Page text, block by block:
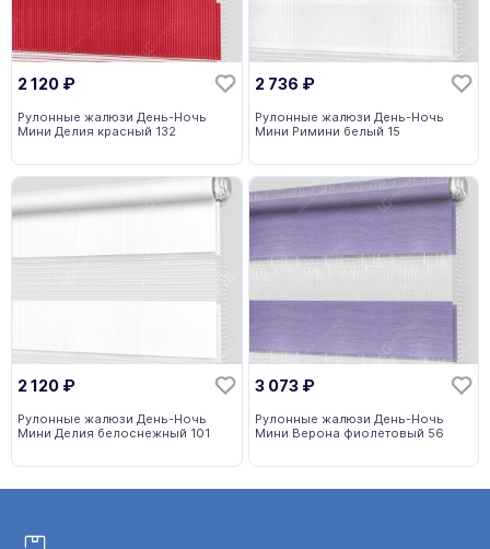
2 120 ₽
Рулонные жалюзи День-Ночь
Мини Делия красный 132
2 736 ₽
Рулонные жалюзи День-Ночь
Мини Римини белый 15
2 120 ₽
Рулонные жалюзи День-Ночь
Мини Делия белоснежный 101
3 073 ₽
Рулонные жалюзи День-Ночь
Мини Верона фиолетовый 56